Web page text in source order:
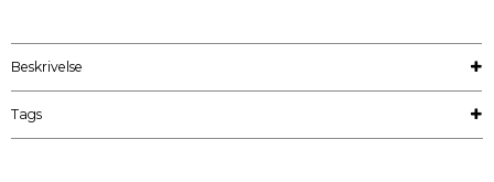
Beskrivelse
Tags